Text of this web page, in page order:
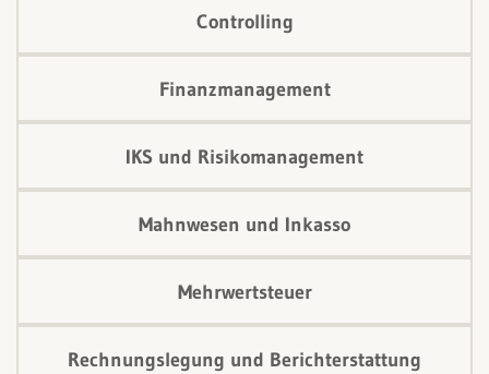
Controlling
Finanzmanagement
IKS und Risikomanagement
Mahnwesen und Inkasso
Mehrwertsteuer
Rechnungslegung und Berichterstattung